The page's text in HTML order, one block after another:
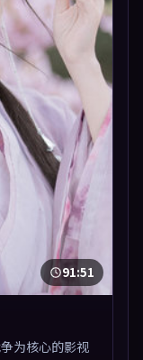
91:51
为核心的影视